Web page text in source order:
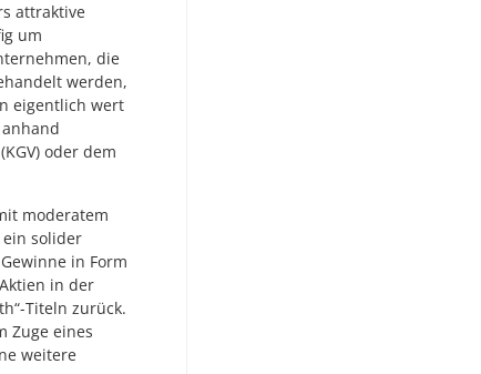
attraktive
um
die
werden,
eigentlich wert
oder dem
moderatem
solider
in Form
in der
Titeln zurück.
Zuge eines
weitere